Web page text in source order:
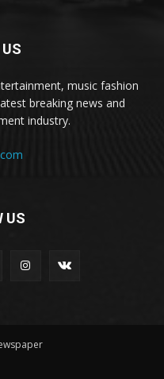
music fashion
breaking news and
industry.
US